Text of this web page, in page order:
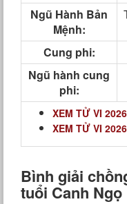
Ngũ Hành Bản
Mệnh:
Cung phi:
Ngũ hành cung
phi:
XEM TỬ VI
XEM TỬ VI
Bình giải
tuổi Canh Ngọ